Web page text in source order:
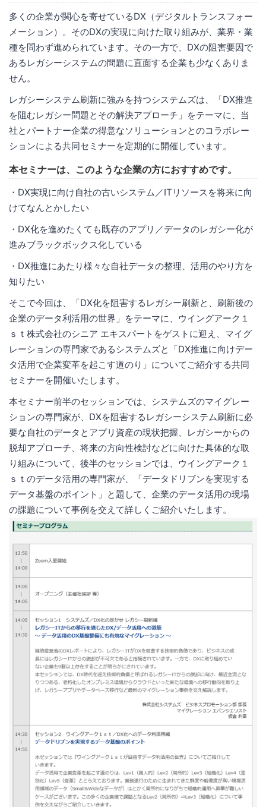
多くの企業が関心を寄せているDX（デジタルトランスフォー
メーション）。そのDXの実現に向けた取り組みが、業界・業
種を問わず進められています。その一方で、DXの阻害要因で
あるレガシーシステムの問題に直面する企業も少なくありま
せん。
レガシーシステム刷新に強みを持つシステムズは、「DX推進
を阻むレガシー問題とその解決アプローチ」をテーマに、当
社とパートナー企業の得意なソリューションとのコラボレー
ションによる共同セミナーを定期的に開催しています。
本セミナーは、このような企業の方におすすめです。
・DX実現に向け自社の古いシステム／ITリソースを将来に向
けてなんとかしたい
・DX化を進めたくても既存のアプリ／データのレガシー化が
進みブラックボックス化している
・DX推進にあたり様々な自社データの整理、活用のやり方を
知りたい
そこで今回は、「DX化を阻害するレガシー刷新と、刷新後の
企業のデータ利活用の世界」をテーマに、ウイングアーク１
ｓｔ株式会社のシニア エキスパートをゲストに迎え、マイグ
レーションの専門家であるシステムズと「DX推進に向けデー
タ活用で企業変革を起こす道のり」についてご紹介する共同
セミナーを開催いたします。
本セミナー前半のセッションでは、システムズのマイグレー
ションの専門家が、DXを阻害するレガシーシステム刷新に必
要な自社のデータとアプリ資産の現状把握、レガシーからの
脱却アプローチ、将来の方向性検討などに向けた具体的な取
り組みについて、後半のセッションでは、ウイングアーク１
ｓｔのデータ活用の専門家が、「データドリブンを実現する
データ基盤のポイント」と題して、企業のデータ活用の現場
の課題について事例を交えて詳しくご紹介いたします。